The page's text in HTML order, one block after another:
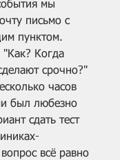
мы
письмо с
пунктом.
"Как? Когда
срочно?"
часов
был любезно
сдать тест
всё равно